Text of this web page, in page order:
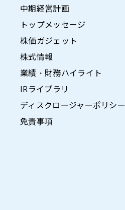
中期経営計画
トップメッセージ
株価ガジェット
株式情報
業績・財務ハイライト
IRライブラリ
ディスクロージャーポリシー
免責事項